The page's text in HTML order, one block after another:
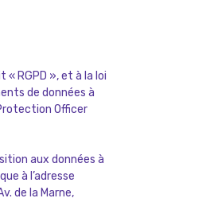
RGPD », et à la loi
de données à
Officer
aux données à
à l’adresse
de la Marne,